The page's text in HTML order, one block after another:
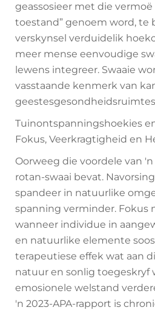
geassosieer met die
toestand” genoem word, te
verskynsel verduidelik
meer mense eenvoudige
lewens integreer. Swaaie
vasstaande kenmerk van
Tuinontspanningshoekies
Fokus, Veerkragtigheid en
Oorweeg die voordele van
rotan-swaai bevat.
spandeer in natuurlike
spanning verminder. Fokus
wanneer individue in
en natuurlike elemente soos
terapeutiese effek wat aan
natuur en sonlig toegeskryf
emosionele welstand
'n 2023-APA-rapport is